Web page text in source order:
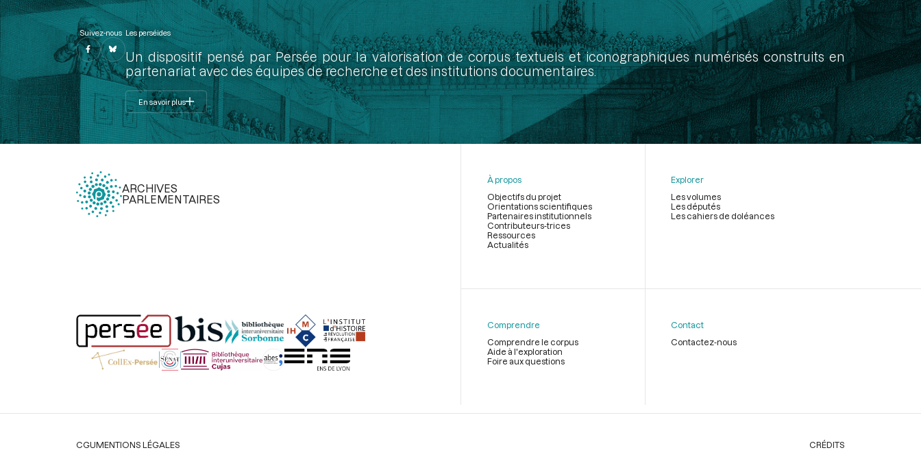
Suivez-nous Les perséides
Un dispositif pensé par Persée pour la valorisation de corpus textuels et iconographiques numérisés construits en
partenariat avec des équipes de recherche et des institutions documentaires.
En savoir plus
ARCHIVES
PARLEMENTAIRES
page
À propos
Objectifs du projet
Orientations scientifiques
Partenaires institutionnels
Contributeurs-trices
Ressources
Actualités
Explorer
Les volumes
Les députés
Les cahiers de doléances
Comprendre
Comprendre le corpus
Aide à l'exploration
Foire aux questions
Contact
Contactez-nous
Légal
CGUMENTIONS LÉGALES CRÉDITS